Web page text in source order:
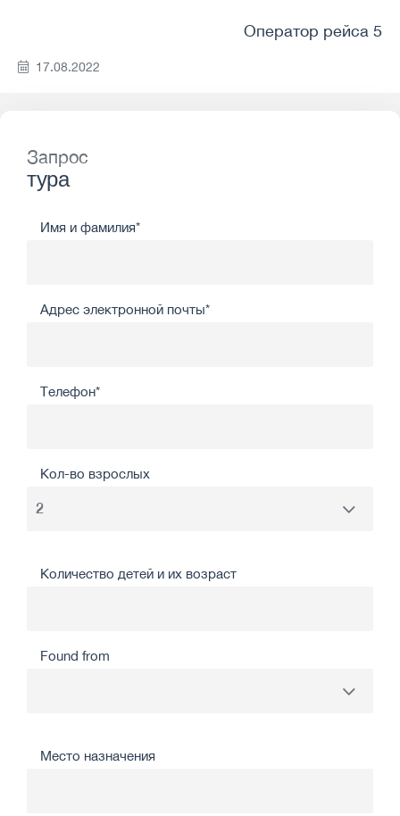
Оператор рейса 5
17.08.2022
Запрос
тура
Имя и фамилия*
Адрес электронной почты*
Телефон*
Кол-во взрослых
Количество детей и их возраст
Found from
Место назначения